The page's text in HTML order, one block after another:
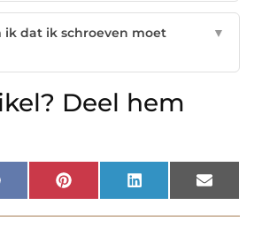
ik dat ik schroeven moet
▼
Deel hem
Facebook Pinterest LinkedIn Email